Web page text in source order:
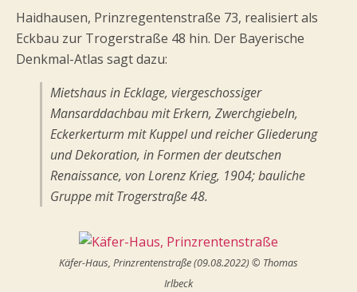
Haidhausen, Prinzregentenstraße 73, realisiert als
Eckbau zur Trogerstraße 48 hin. Der Bayerische
Denkmal-Atlas sagt dazu:
Mietshaus in Ecklage, viergeschossiger
Mansarddachbau mit Erkern, Zwerchgiebeln,
Eckerkerturm mit Kuppel und reicher Gliederung
und Dekoration, in Formen der deutschen
Renaissance, von Lorenz Krieg, 1904; bauliche
Gruppe mit Trogerstraße 48.
Käfer-Haus, Prinzrentenstraße (09.08.2022) © Thomas
Irlbeck